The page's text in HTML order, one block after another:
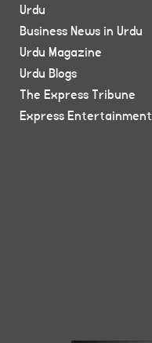
Urdu
Business News in Urdu
Urdu Magazine
Urdu Blogs
The Express Tribune
Express Entertainment